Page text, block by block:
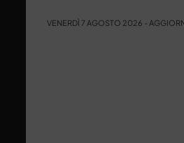
VENERDÌ 7 AGOSTO 2026 -